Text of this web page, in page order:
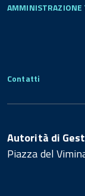
Contatti
Autorità di
Piazza del